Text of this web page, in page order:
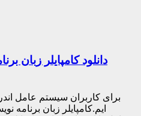
دانلود کامپایلر زبان
برای کاربران سیستم عامل
ایم.کامپایلر زبان